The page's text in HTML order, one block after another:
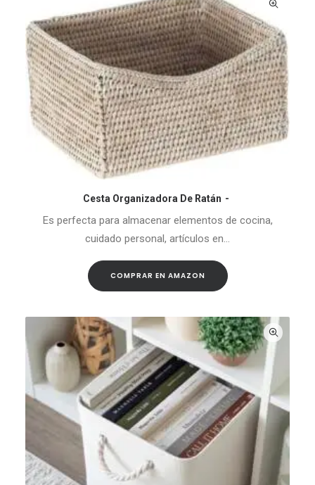
COMPRAR EN AMAZON
Cesta Organizadora De Ratán
Es perfecta para almacenar elementos de cocina,
cuidado personal, artículos en…
COMPRAR EN AMAZON